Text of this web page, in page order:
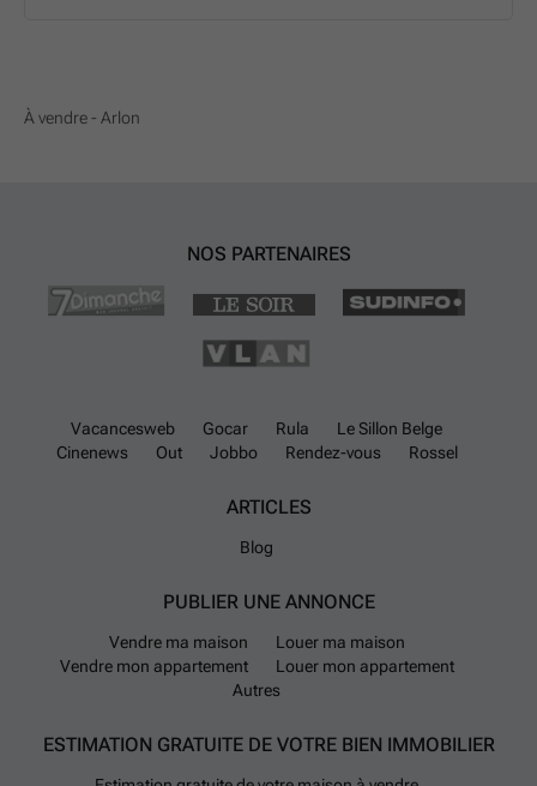
À vendre - Arlon
NOS PARTENAIRES
Vacancesweb Gocar Rula
Le Sillon Belge
Cinenews
Out Jobbo Rendez-vous Rossel
ARTICLES
Blog
PUBLIER UNE ANNONCE
Vendre ma maison
Louer ma maison
Vendre mon appartement
Louer mon appartement
Autres
ESTIMATION GRATUITE DE VOTRE BIEN IMMOBILIER